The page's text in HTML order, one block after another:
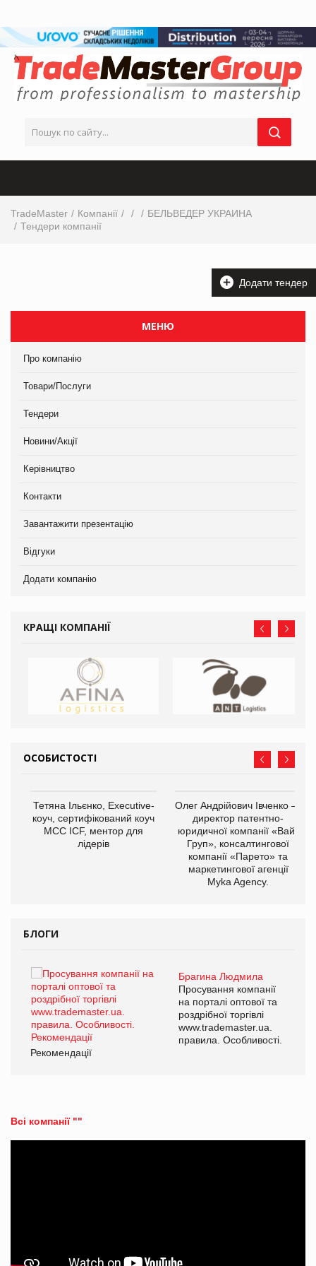
TradeMaster Компанії
БЕЛЬВЕДЕР УКРАИНА
Тендери компанії
Додати тендер
МЕНЮ
Про компанію
Товари/Послуги
Тендери
Новини/Акції
Керівництво
Контакти
Завантажити презентацію
Відгуки
Додати компанію
КРАЩІ КОМПАНІЇ
ОСОБИСТОСТІ
Тетяна Ільєнко, Executive-
коуч, сертифікований коуч
МСС ICF, ментор для
лідерів
Олег Андрійович Івченко —
директор патентно-
юридичної компанії «Вайз
Груп», консалтингової
компанії «Парето» та
маркетингової агенції
Myka Agency.
БЛОГИ
Брагина Людмила
Просування компанії
на порталі оптової та
роздрібної торгівлі
www.trademaster.ua.
правила. Особливості.
Рекомендації
Всі компанії ""